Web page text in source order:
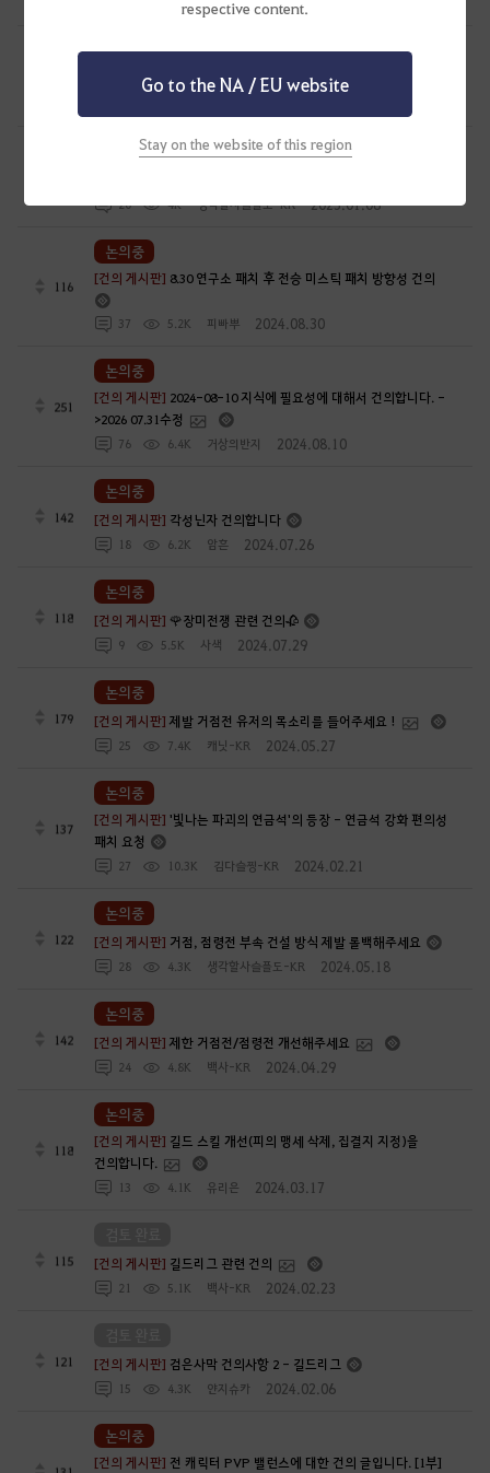
respective content.
Go to the NA / EU website
Stay on the website of this region
[건의 게시판]선원프리셋 관련하여 건의사항
논의중
20 4K 생각할사슬플도-KR 2025.01.06
논의중
116 [건의 게시판] 8.30 연구소 패치 후 전승 미스틱 패치 방향성 건의
37 5.2K 피빠뿌 2024.08.30
논의중
251
[건의 게시판] 2024-08-10 지식에 필요성에 대해서 건의합니다. -
>2026 07.31수정
76 6.4K 거상의반지 2024.08.10
논의중
142 [건의 게시판] 각성닌자 건의합니다
18 6.2K 암흔 2024.07.26
논의중
118 [건의 게시판] 🌹장미전쟁 관련 건의🥀
9 5.5K 사색 2024.07.29
논의중
179 [건의 게시판]제발 거점전 유저의 목소리를 들어주세요 !
25 7.4K 캐닛-KR 2024.05.27
논의중
137
[건의 게시판]'빛나는 파괴의 연금석'의 등장 - 연금석 강화 편의성
패치 요청
27 10.3K 김다슬찡-KR 2024.02.21
논의중
122 [건의 게시판] 거점, 점령전 부속 건설 방식 제발 롤백해주세요
28 4.3K 생각할사슬플도-KR 2024.05.18
논의중
142 [건의 게시판]제한 거점전/점령전 개선해주세요
24 4.8K 백사-KR 2024.04.29
논의중
118
[건의 게시판] 길드 스킬 개선(피의 맹세 삭제, 집결지 지정)을
건의합니다.
13 4.1K 유리은 2024.03.17
논의중
115 [건의 게시판] 길드리그 관련 건의
21 5.1K 백사-KR 2024.02.23
121 [건의 게시판] 검은사막 건의사항 2 - 길드리그
15 4.3K 얀지슈카 2024.02.06
[건의 게시판] 전 캐릭터 PVP 밸런스에 대한 건의 글입니다. [1부]
논의중